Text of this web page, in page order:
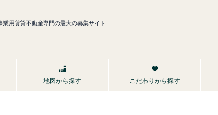
用賃貸不動産専門の最大の募集サイト
地図から探す こだわりから探す